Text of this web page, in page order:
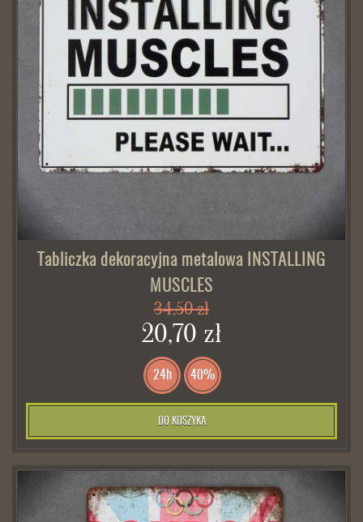
Tabliczka dekoracyjna metalowa INSTALLING
MUSCLES
34,50 zł
20,70 zł
24h 40%
DO KOSZYKA